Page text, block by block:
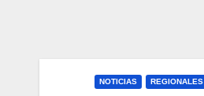
NOTICIAS REGIONALES